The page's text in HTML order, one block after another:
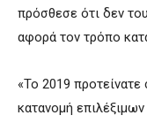
πρόσθεσε ότι δεν
αφορά τον τρόπο
«Το 2019
κατανομή